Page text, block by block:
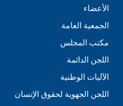
الأعضاء
الجمعية العامة
مكتب المجلس
اللجن الدائمة
الآليات الوطنية
اللجن الجهوية لحقوق الإنسان